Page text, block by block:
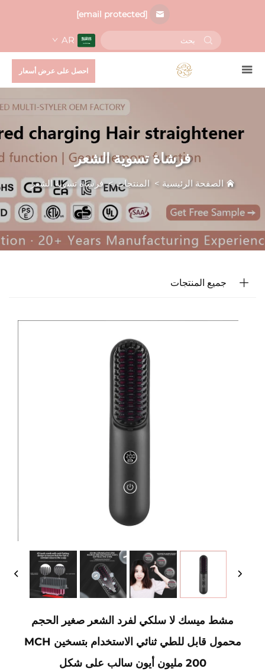
[email protected]
AR
احصل على عرض أسعار
فرشاة تسوية الشعر
الصفحة الرئيسية > المنتجات>فرشاة تسوية الشعر
جميع المنتجات
مشط ميسك لا سلكي لفرد الشعر صغير الحجم
محمول قابل للطي ثنائي الاستخدام بتسخين MCH
200 مليون أيون سالب على شكل